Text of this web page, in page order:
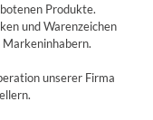
Produkte.
und Warenzeichen
unserer Firma